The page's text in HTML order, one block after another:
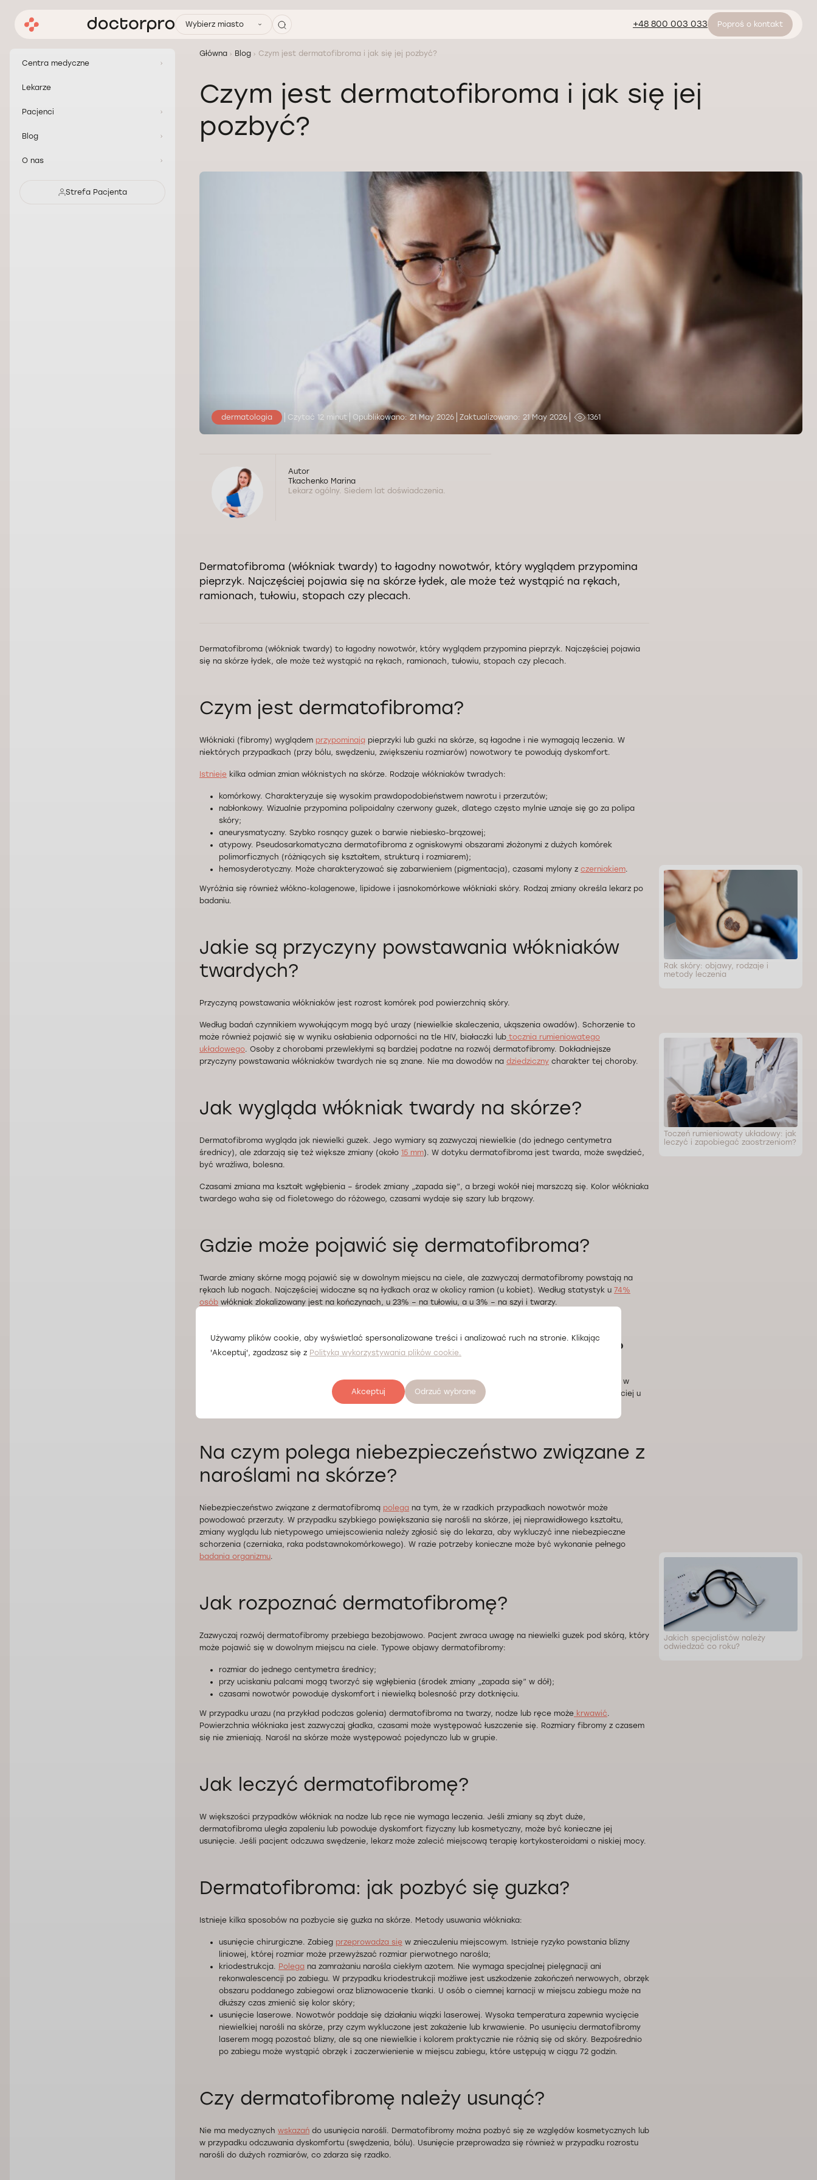
Wybierz miasto +48 800 003 033 Poproś o kontakt
Centra medyczne
Lekarze
Pacjenci
Blog
O nas
Strefa Pacjenta
Główna Blog Czym jest dermatofibroma i jak się jej pozbyć?
Czym jest dermatofibroma i jak się jej
pozbyć?
dermatologia Czytać 12 minut Opublikowano: 21 May 2026 Zaktualizowano: 21 May 2026 1361
Autor
Tkachenko Marina
Lekarz ogólny. Siedem lat doświadczenia.
Dermatofibroma (włókniak twardy) to łagodny nowotwór, który wyglądem przypomina
pieprzyk. Najczęściej pojawia się na skórze łydek, ale może też wystąpić na rękach,
ramionach, tułowiu, stopach czy plecach.
Dermatofibroma (włókniak twardy) to łagodny nowotwór, który wyglądem przypomina pieprzyk. Najczęściej pojawia
się na skórze łydek, ale może też wystąpić na rękach, ramionach, tułowiu, stopach czy plecach.
Czym jest dermatofibroma?
Włókniaki (fibromy) wyglądem przypominają pieprzyki lub guzki na skórze, są łagodne i nie wymagają leczenia. W
niektórych przypadkach (przy bólu, swędzeniu, zwiększeniu rozmiarów) nowotwory te powodują dyskomfort.
Istnieje kilka odmian zmian włóknistych na skórze. Rodzaje włókniaków twradych:
komórkowy. Charakteryzuje się wysokim prawdopodobieństwem nawrotu i przerzutów;
nabłonkowy. Wizualnie przypomina polipoidalny czerwony guzek, dlatego często mylnie uznaje się go za polipa
skóry;
aneurysmatyczny. Szybko rosnący guzek o barwie niebiesko-brązowej;
atypowy. Pseudosarkomatyczna dermatofibroma z ogniskowymi obszarami złożonymi z dużych komórek
polimorficznych (różniących się kształtem, strukturą i rozmiarem);
hemosyderotyczny. Może charakteryzować się zabarwieniem (pigmentacja), czasami mylony z czerniakiem.
Wyróżnia się również włókno-kolagenowe, lipidowe i jasnokomórkowe włókniaki skóry. Rodzaj zmiany określa lekarz po
badaniu.
Jakie są przyczyny powstawania włókniaków
twardych?
Przyczyną powstawania włókniaków jest rozrost komórek pod powierzchnią skóry.
Według badań czynnikiem wywołującym mogą być urazy (niewielkie skaleczenia, ukąszenia owadów). Schorzenie to
może również pojawić się w wyniku osłabienia odporności na tle HIV, białaczki lub tocznia rumieniowatego
układowego. Osoby z chorobami przewlekłymi są bardziej podatne na rozwój dermatofibromy. Dokładniejsze
przyczyny powstawania włókniaków twardych nie są znane. Nie ma dowodów na dziedziczny charakter tej choroby.
Jak wygląda włókniak twardy na skórze?
Dermatofibroma wygląda jak niewielki guzek. Jego wymiary są zazwyczaj niewielkie (do jednego centymetra
średnicy), ale zdarzają się też większe zmiany (około 15 mm). W dotyku dermatofibroma jest twarda, może swędzieć,
być wrażliwa, bolesna.
Czasami zmiana ma kształt wgłębienia – środek zmiany „zapada się”, a brzegi wokół niej marszczą się. Kolor włókniaka
twardego waha się od fioletowego do różowego, czasami wydaje się szary lub brązowy.
Gdzie może pojawić się dermatofibroma?
Twarde zmiany skórne mogą pojawić się w dowolnym miejscu na ciele, ale zazwyczaj dermatofibromy powstają na
rękach lub nogach. Najczęściej widoczne są na łydkach oraz w okolicy ramion (u kobiet). Według statystyk u 74%
osób włókniak zlokalizowany jest na kończynach, u 23% – na tułowiu, a u 3% – na szyi i twarzy.
U kogo może pojawić się włókniak na skórze?
Włókniak może pojawić się u mężczyzn i kobiet w różnym wieku. Dermatofibroma na skórze rąk i nóg rozwija się w
. Średni wiek pacjentów wynosi 48 lat. Według badań schorzenie to występuje dwukrotnie częściej u
Na czym polega niebezpieczeństwo związane z
naroślami na skórze?
Niebezpieczeństwo związane z dermatofibromą polega na tym, że w rzadkich przypadkach nowotwór może
powodować przerzuty. W przypadku szybkiego powiększania się narośli na skórze, jej nieprawidłowego kształtu,
zmiany wyglądu lub nietypowego umiejscowienia należy zgłosić się do lekarza, aby wykluczyć inne niebezpieczne
schorzenia (czerniaka, raka podstawnokomórkowego). W razie potrzeby konieczne może być wykonanie pełnego
badania organizmu.
Jak rozpoznać dermatofibromę?
Zazwyczaj rozwój dermatofibromy przebiega bezobjawowo. Pacjent zwraca uwagę na niewielki guzek pod skórą, który
może pojawić się w dowolnym miejscu na ciele. Typowe objawy dermatofibromy:
rozmiar do jednego centymetra średnicy;
przy uciskaniu palcami mogą tworzyć się wgłębienia (środek zmiany „zapada się” w dół);
czasami nowotwór powoduje dyskomfort i niewielką bolesność przy dotknięciu.
W przypadku urazu (na przykład podczas golenia) dermatofibroma na twarzy, nodze lub ręce może krwawić.
Powierzchnia włókniaka jest zazwyczaj gładka, czasami może występować łuszczenie się. Rozmiary fibromy z czasem
się nie zmieniają. Narośl na skórze może występować pojedynczo lub w grupie.
Jak leczyć dermatofibromę?
W większości przypadków włókniak na nodze lub ręce nie wymaga leczenia. Jeśli zmiany są zbyt duże,
dermatofibroma uległa zapaleniu lub powoduje dyskomfort fizyczny lub kosmetyczny, może być konieczne jej
usunięcie. Jeśli pacjent odczuwa swędzenie, lekarz może zalecić miejscową terapię kortykosteroidami o niskiej mocy.
Dermatofibroma: jak pozbyć się guzka?
Istnieje kilka sposobów na pozbycie się guzka na skórze. Metody usuwania włókniaka:
usunięcie chirurgiczne. Zabieg przeprowadza się w znieczuleniu miejscowym. Istnieje ryzyko powstania blizny
liniowej, której rozmiar może przewyższać rozmiar pierwotnego narośla;
kriodestrukcja. Polega na zamrażaniu narośla ciekłym azotem. Nie wymaga specjalnej pielęgnacji ani
rekonwalescencji po zabiegu. W przypadku kriodestrukcji możliwe jest uszkodzenie zakończeń nerwowych, obrzęk
obszaru poddanego zabiegowi oraz bliznowacenie tkanki. U osób o ciemnej karnacji w miejscu zabiegu może na
dłuższy czas zmienić się kolor skóry;
usunięcie laserowe. Nowotwór poddaje się działaniu wiązki laserowej. Wysoka temperatura zapewnia wycięcie
niewielkiej narośli na skórze, przy czym wykluczone jest zakażenie lub krwawienie. Po usunięciu dermatofibromy
laserem mogą pozostać blizny, ale są one niewielkie i kolorem praktycznie nie różnią się od skóry. Bezpośrednio
po zabiegu może wystąpić obrzęk i zaczerwienienie w miejscu zabiegu, które ustępują w ciągu 72 godzin.
Czy dermatofibromę należy usunąć?
Nie ma medycznych wskazań do usunięcia narośli. Dermatofibromy można pozbyć się ze względów kosmetycznych lub
w przypadku odczuwania dyskomfortu (swędzenia, bólu). Usunięcie przeprowadza się również w przypadku rozrostu
narośli do dużych rozmiarów, co zdarza się rzadko.
Rak skóry: objawy, rodzaje i
metody leczenia
Toczeń rumieniowaty układowy: jak
leczyć i zapobiegać zaostrzeniom?
Jakich specjalistów należy
odwiedzać co roku?
Używamy plików cookie, aby wyświetlać spersonalizowane treści i analizować ruch na stronie. Klikając
'Akceptuj', zgadzasz się z Polityką wykorzystywania plików cookie.
Akceptuj Odrzuć wybrane